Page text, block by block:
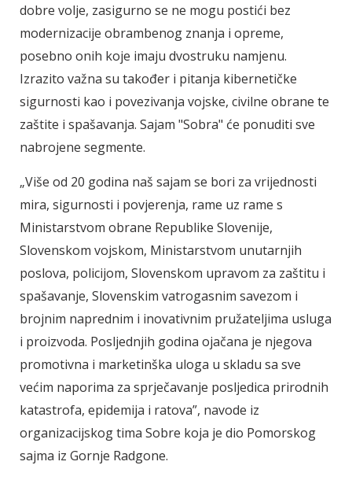
dobre volje, zasigurno se ne mogu postići bez
modernizacije obrambenog znanja i opreme,
posebno onih koje imaju dvostruku namjenu.
Izrazito važna su također i pitanja kibernetičke
sigurnosti kao i povezivanja vojske, civilne obrane te
zaštite i spašavanja. Sajam "Sobra" će ponuditi sve
nabrojene segmente.
„Više od 20 godina naš sajam se bori za vrijednosti
mira, sigurnosti i povjerenja, rame uz rame s
Ministarstvom obrane Republike Slovenije,
Slovenskom vojskom, Ministarstvom unutarnjih
poslova, policijom, Slovenskom upravom za zaštitu i
spašavanje, Slovenskim vatrogasnim savezom i
brojnim naprednim i inovativnim pružateljima usluga
i proizvoda. Posljednjih godina ojačana je njegova
promotivna i marketinška uloga u skladu sa sve
većim naporima za sprječavanje posljedica prirodnih
katastrofa, epidemija i ratova”, navode iz
organizacijskog tima Sobre koja je dio Pomorskog
sajma iz Gornje Radgone.